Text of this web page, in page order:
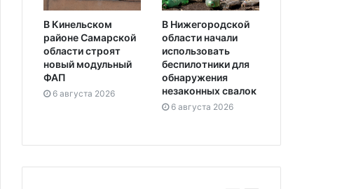
В Кинельском
районе Самарской
области строят
новый модульный
ФАП
6 августа 2026
В Нижегородской
области начали
использовать
беспилотники для
обнаружения
незаконных свалок
6 августа 2026